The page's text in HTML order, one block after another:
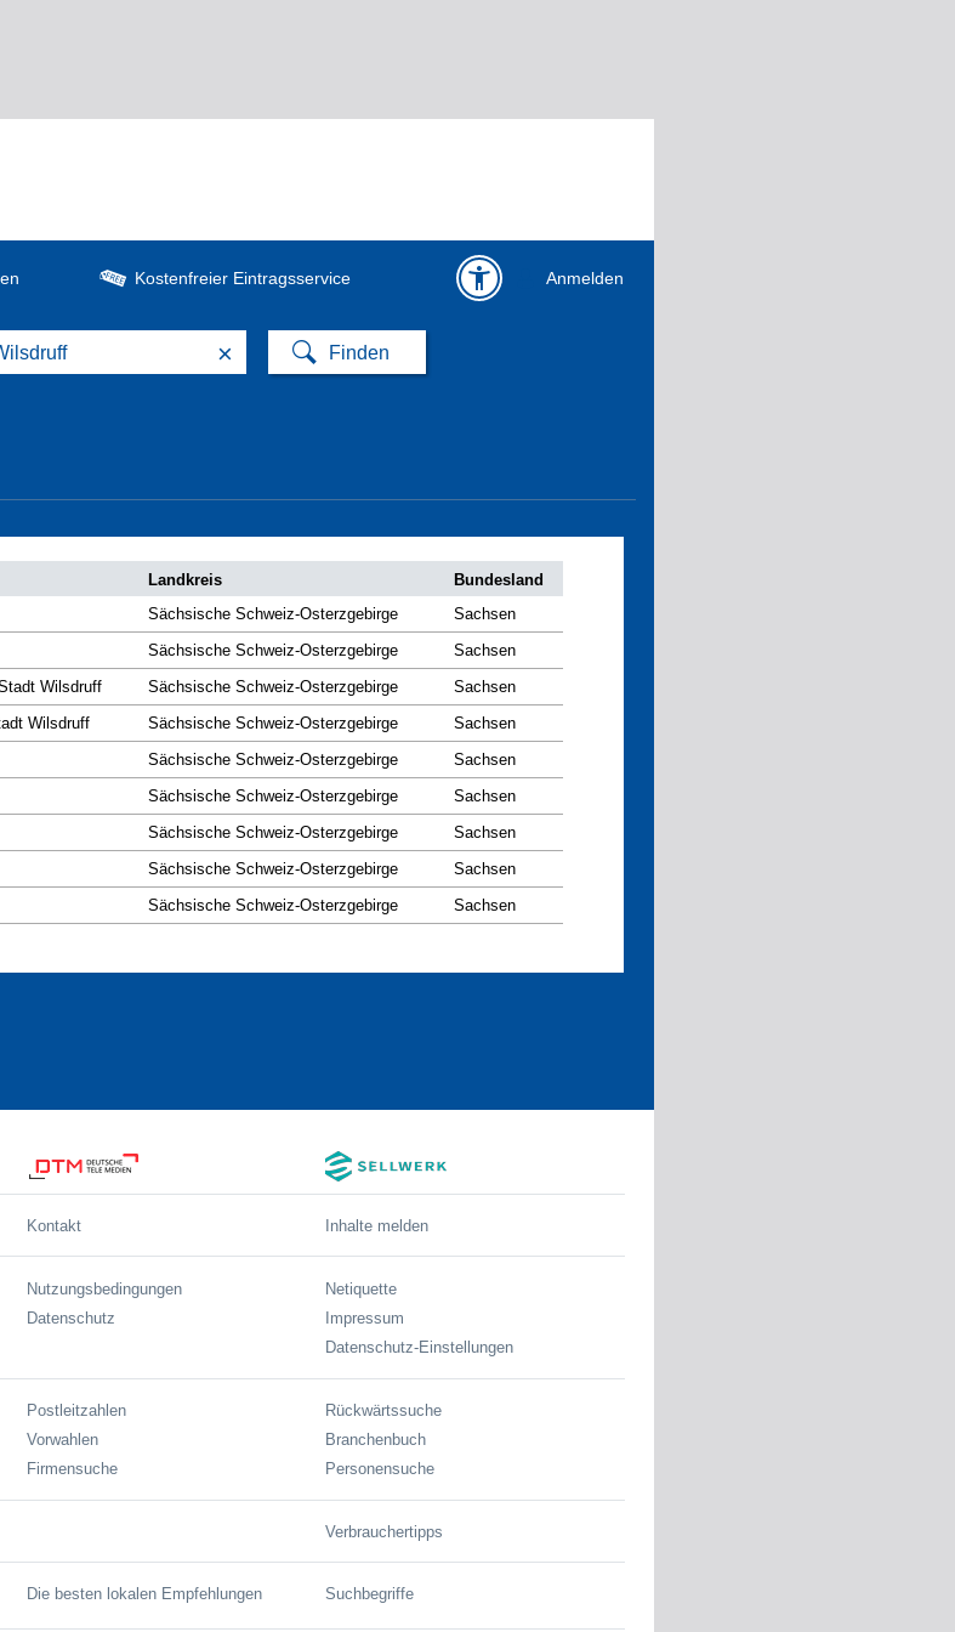
Kostenfreier Eintragsservice Anmelden
×
Landkreis
Bundesland
Sächsische Schweiz-Osterzgebirge
Sachsen
Sächsische Schweiz-Osterzgebirge
Sachsen
Wilsdruff Sächsische Schweiz-Osterzgebirge
Sachsen
Wilsdruff Sächsische Schweiz-Osterzgebirge
Sachsen
Sächsische Schweiz-Osterzgebirge
Sachsen
Sächsische Schweiz-Osterzgebirge
Sachsen
Sächsische Schweiz-Osterzgebirge
Sachsen
Sächsische Schweiz-Osterzgebirge
Sachsen
Sächsische Schweiz-Osterzgebirge Sachsen
Kontakt Inhalte melden
Nutzungsbedingungen
Datenschutz
Netiquette
Impressum
Datenschutz-Einstellungen
Postleitzahlen
Vorwahlen
Firmensuche
Rückwärtssuche
Branchenbuch
Personensuche
Verbrauchertipps
Die besten lokalen Empfehlungen Suchbegriffe